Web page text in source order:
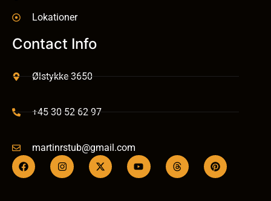
Lokationer
Contact Info
Ølstykke 3650
+45 30 52 62 97
martinrstub@gmail.com